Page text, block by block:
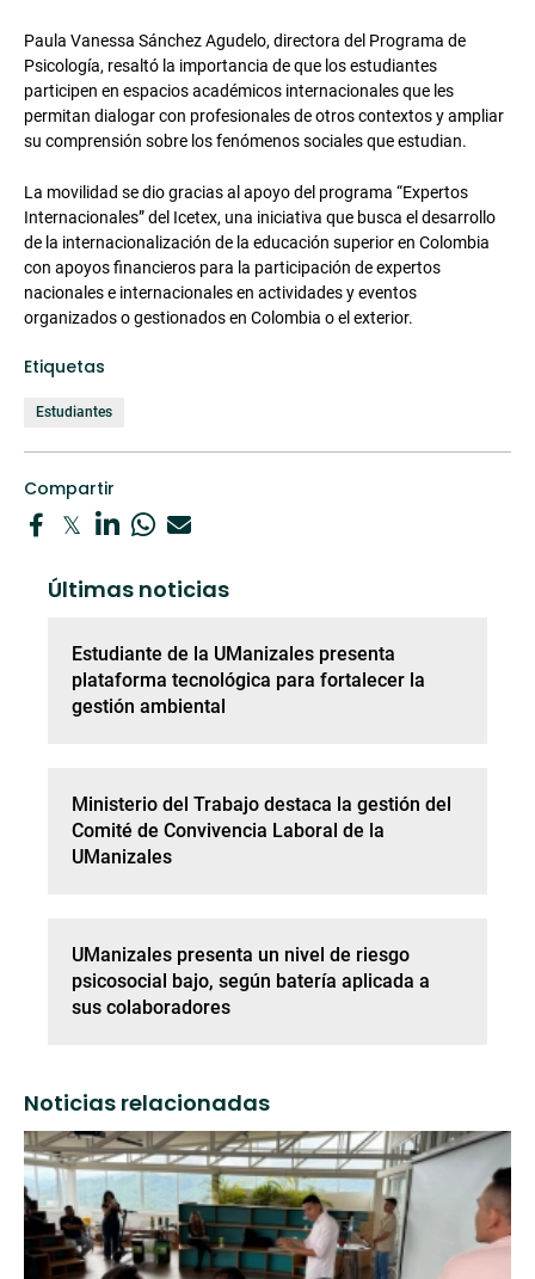
Paula Vanessa Sánchez Agudelo, directora del Programa de
Psicología, resaltó la importancia de que los estudiantes
participen en espacios académicos internacionales que les
permitan dialogar con profesionales de otros contextos y ampliar
su comprensión sobre los fenómenos sociales que estudian.
La movilidad se dio gracias al apoyo del programa “Expertos
Internacionales” del Icetex, una iniciativa que busca el desarrollo
de la internacionalización de la educación superior en Colombia
con apoyos financieros para la participación de expertos
nacionales e internacionales en actividades y eventos
organizados o gestionados en Colombia o el exterior.
Etiquetas
Estudiantes
Compartir
Últimas noticias
Estudiante de la UManizales presenta
plataforma tecnológica para fortalecer la
gestión ambiental
Ministerio del Trabajo destaca la gestión del
Comité de Convivencia Laboral de la
UManizales
UManizales presenta un nivel de riesgo
psicosocial bajo, según batería aplicada a
sus colaboradores
Noticias relacionadas